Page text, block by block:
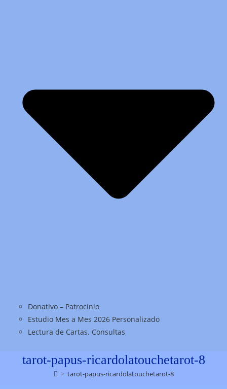
Donativo – Patrocinio
Estudio Mes a Mes 2026 Personalizado
Lectura de Cartas. Consultas
tarot-papus-ricardolatouchetarot-8
> tarot-papus-ricardolatouchetarot-8